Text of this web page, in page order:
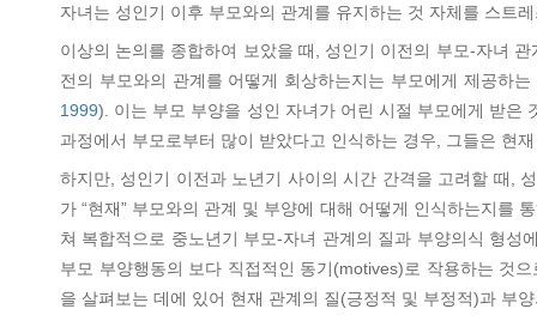
자녀는 성인기 이후 부모와의 관계를 유지하는 것 자체를 스트
이상의 논의를 종합하여 보았을 때, 성인기 이전의 부모-자녀
전의 부모와의 관계를 어떻게 회상하는지는 부모에게 제공하
1999). 이는 부모 부양을 성인 자녀가 어린 시절 부모에게 받은
과정에서 부모로부터 많이 받았다고 인식하는 경우, 그들은 현
하지만, 성인기 이전과 노년기 사이의 시간 간격을 고려할 때,
가 “현재” 부모와의 관계 및 부양에 대해 어떻게 인식하는지를
쳐 복합적으로 중노년기 부모-자녀 관계의 질과 부양의식 형성
부모 부양행동의 보다 직접적인 동기(motives)로 작용하는 것
을 살펴보는 데에 있어 현재 관계의 질(긍정적 및 부정적)과 부